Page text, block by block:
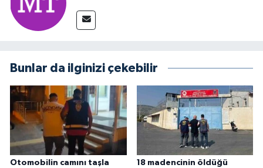
Bunlar da ilginizi çekebilir
Otomobilin camını taşla
18 madencinin öldüğü